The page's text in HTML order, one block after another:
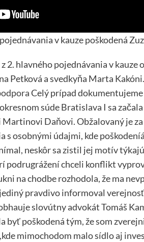
v kauze poškodená
z 2. hlavného pojednávania v
Petková a svedkyňa Marta
Celý prípad
súde Bratislava I sa
Daňovi. Obžalovaný je
s osobnými údajmi, kde
neskôr sa zistil jej motív
podrugrážení chceli konflikt
na chodbe rozhodola, že ma
pravdivo informoval
slovútny advokát Tomáš
byť poškodená tým, že som
mimochodom malo sídlo aj